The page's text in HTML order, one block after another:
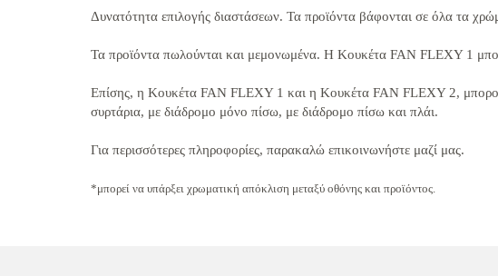
Δυνατότητα επιλογής διαστάσεων. Τα προϊόντα βάφονται σε όλα τα
Τα προϊόντα πωλούνται και μεμονωμένα. Η Κουκέτα FAN FLEXY 1
Επίσης, η Κουκέτα FAN FLEXY 1 και η Κουκέτα FAN FLEXY 2,
συρτάρια, με διάδρομο μόνο πίσω, με διάδρομο πίσω και πλάι.
Για περισσότερες πληροφορίες, παρακαλώ επικοινωνήστε μαζί μας.
*μπορεί να υπάρξει χρωματική απόκλιση μεταξύ οθόνης και προϊόντος.